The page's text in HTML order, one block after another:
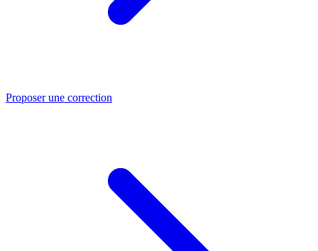
Proposer une correction